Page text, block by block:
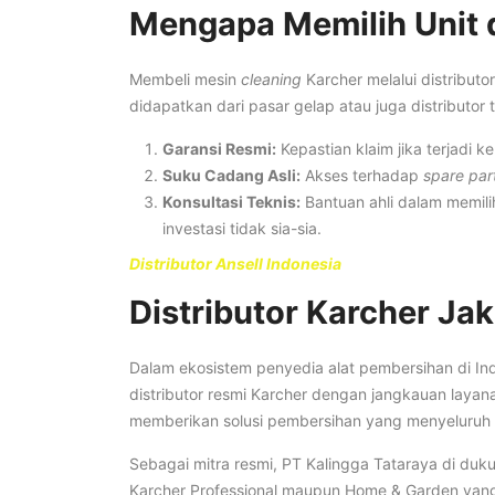
Mengapa Memilih Unit
Membeli mesin cleaning Karcher melalui
didapatkan dari pasar gelap atau juga distributor
Garansi Resmi: Kepastian klaim jika terjadi
Suku Cadang Asli: Akses terhadap spare
Konsultasi Teknis: Bantuan ahli dalam
investasi tidak sia-sia.
Distributor Ansell Indonesia
Distributor Karcher
Dalam ekosistem penyedia alat pembersihan di
distributor resmi Karcher dengan jangkauan
memberikan solusi pembersihan yang
Sebagai mitra resmi, PT Kalingga Tataraya di
Karcher Professional maupun Home & Garden